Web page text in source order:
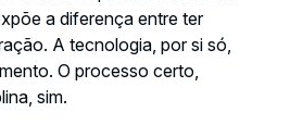
a diferença entre ter
A tecnologia, por si só,
O processo certo,
sim.